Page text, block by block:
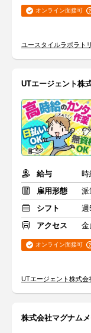
オンライン面接可
ユースタイルラボラト
UTエージェント株
給与
雇用形態
派
シフト
週
アクセス
金
オンライン面接可
UTエージェント株式会
株式会社マグナム